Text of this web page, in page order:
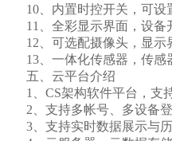
10、内置时控开关，可
11、全彩显示界面，设
12、可选配摄像头，显
13、一体化传感器，传
五、云平台介绍
1、CS架构软件平台，支
2、支持多帐号、多设备
3、支持实时数据展示与